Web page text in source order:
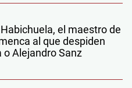
el maestro de
al que despiden
o Alejandro Sanz